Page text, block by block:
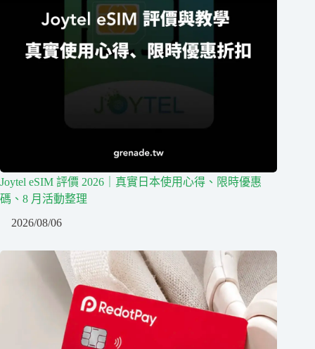
Joytel eSIM 評價 2026｜真實日本使用心得、限時優惠
碼、8 月活動整理
2026/08/06